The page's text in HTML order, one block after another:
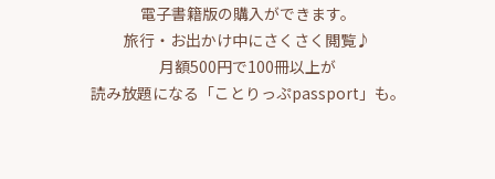
電子書籍版の購入ができます。
旅行・お出かけ中にさくさく閲覧♪
月額500円で100冊以上が
読み放題になる「ことりっぷpassport」も。